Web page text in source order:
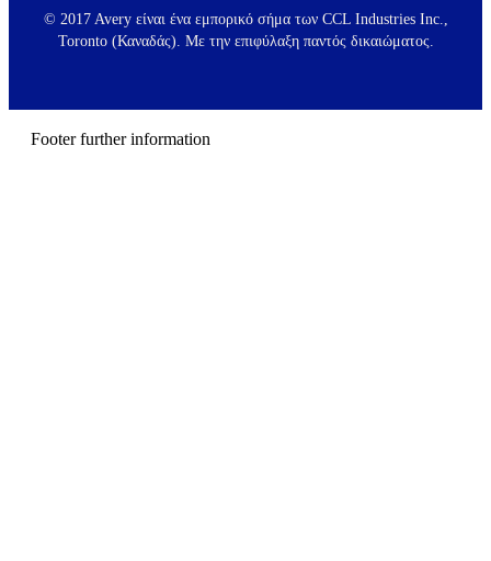
t
e
© 2017 Avery είναι ένα εμπορικό σήμα των CCL Industries Inc.,
Toronto (Καναδάς). Με την επιφύλαξη παντός δικαιώματος.
Footer further information